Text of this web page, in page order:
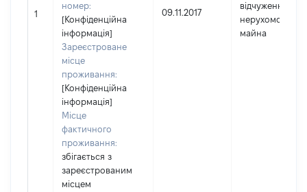
1
номер:
[Конфіденційна
інформація]
Зареєстроване
місце
проживання:
[Конфіденційна
інформація]
Місце
фактичного
проживання:
збігається з
зареєстрованим
місцем
09.11.2017
відчуження
нерухомого
майна